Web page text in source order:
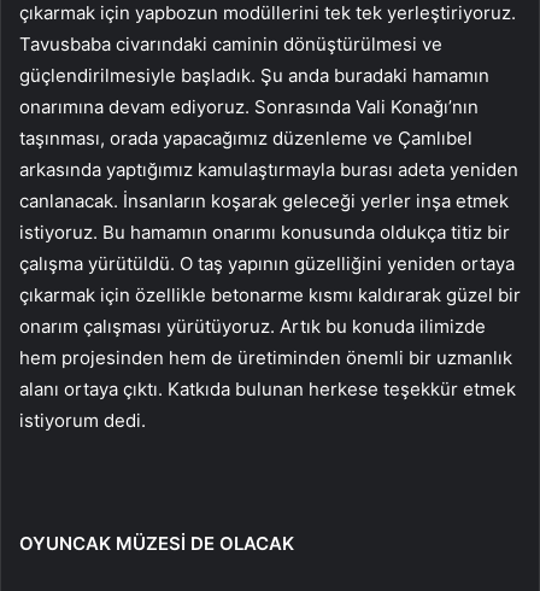
çıkarmak için yapbozun modüllerini tek tek yerleştiriyoruz.
Tavusbaba civarındaki caminin dönüştürülmesi ve
güçlendirilmesiyle başladık. Şu anda buradaki hamamın
onarımına devam ediyoruz. Sonrasında Vali Konağı’nın
taşınması, orada yapacağımız düzenleme ve Çamlıbel
arkasında yaptığımız kamulaştırmayla burası adeta yeniden
canlanacak. İnsanların koşarak geleceği yerler inşa etmek
istiyoruz. Bu hamamın onarımı konusunda oldukça titiz bir
çalışma yürütüldü. O taş yapının güzelliğini yeniden ortaya
çıkarmak için özellikle betonarme kısmı kaldırarak güzel bir
onarım çalışması yürütüyoruz. Artık bu konuda ilimizde
hem projesinden hem de üretiminden önemli bir uzmanlık
alanı ortaya çıktı. Katkıda bulunan herkese teşekkür etmek
istiyorum dedi.
OYUNCAK MÜZESİ DE OLACAK